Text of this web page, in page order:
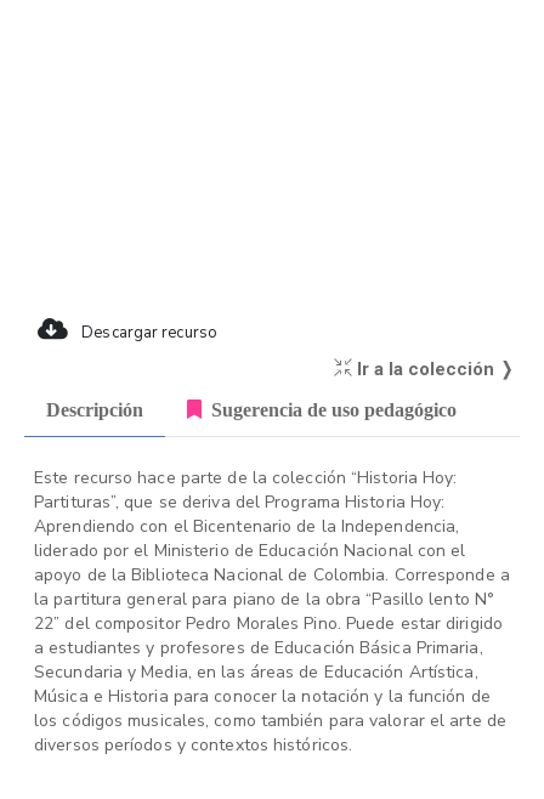
Descargar recurso
Ir a la colección ❭
Descripción Sugerencia de uso pedagógico
Este recurso hace parte de la colección “Historia Hoy:
Partituras”, que se deriva del Programa Historia Hoy:
Aprendiendo con el Bicentenario de la Independencia,
liderado por el Ministerio de Educación Nacional con el
apoyo de la Biblioteca Nacional de Colombia. Corresponde a
la partitura general para piano de la obra “Pasillo lento N°
22” del compositor Pedro Morales Pino. Puede estar dirigido
a estudiantes y profesores de Educación Básica Primaria,
Secundaria y Media, en las áreas de Educación Artística,
Música e Historia para conocer la notación y la función de
los códigos musicales, como también para valorar el arte de
diversos períodos y contextos históricos.